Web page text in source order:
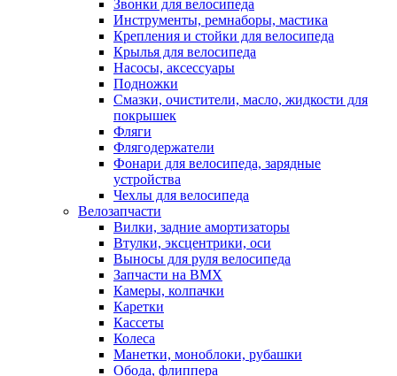
Звонки для велосипеда
Инструменты, ремнаборы, мастика
Крепления и стойки для велосипеда
Крылья для велосипеда
Насосы, аксессуары
Подножки
Смазки, очистители, масло, жидкости для
покрышек
Фляги
Флягодержатели
Фонари для велосипеда, зарядные
устройства
Чехлы для велосипеда
Велозапчасти
Вилки, задние амортизаторы
Втулки, эксцентрики, оси
Выносы для руля велосипеда
Запчасти на BMX
Камеры, колпачки
Каретки
Кассеты
Колеса
Манетки, моноблоки, рубашки
Обода, флиппера